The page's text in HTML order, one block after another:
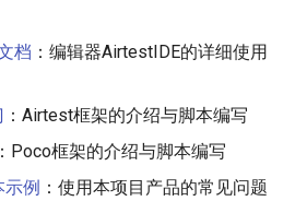
档 ：编辑器AirtestIDE的详细使用
：Airtest框架的介绍与脚本编写
：Poco框架的介绍与脚本编写
示例 ：使用本项目产品的常见问题